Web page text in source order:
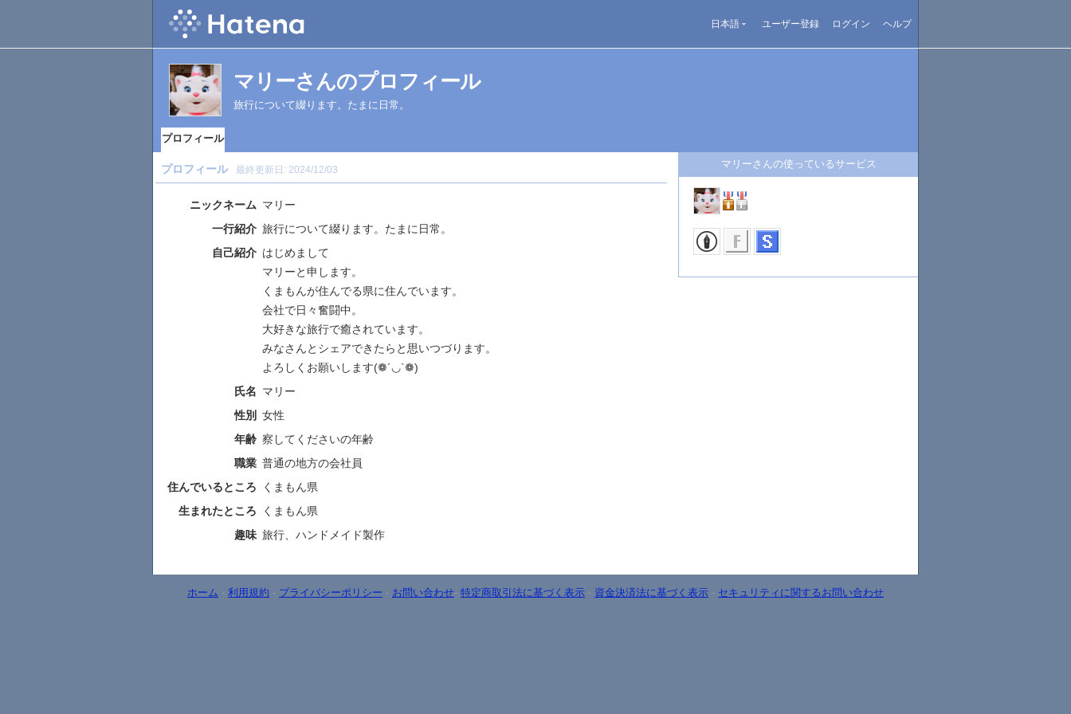
日本語 ユーザー登録 ログイン ヘルプ
マリーさんのプロフィール
旅行について綴ります。たまに日常。
プロフィール
プロフィール 最終更新日: 2024/12/03
ニックネーム マリー
一行紹介 旅行について綴ります。たまに日常。
自己紹介 はじめまして
マリーと申します。
くまもんが住んでる県に住んでいます。
会社で日々奮闘中。
大好きな旅行で癒されています。
みなさんとシェアできたらと思いつづります。
よろしくお願いします(❁´◡`❁)
氏名 マリー
性別
女性
年齢 察してくださいの年齢
職業 普通の地方の会社員
住んでいるところ
くまもん県
生まれたところ
くまもん県
趣味 旅行、ハンドメイド製作
マリーさんの使っているサービス
ホーム - 利用規約 - プライバシーポリシー - お問い合わせ- 特定商取引法に基づく表示 - 資金決済法に基づく表示 - セキュリティに関するお問い合わせ